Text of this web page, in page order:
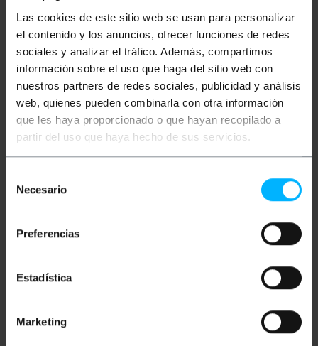
Las cookies de este sitio web se usan para personalizar
el contenido y los anuncios, ofrecer funciones de redes
sociales y analizar el tráfico. Además, compartimos
información sobre el uso que haga del sitio web con
nuestros partners de redes sociales, publicidad y análisis
web, quienes pueden combinarla con otra información
que les haya proporcionado o que hayan recopilado a
partir del uso que haya hecho de sus servicios.
Necesario
Preferencias
Estadística
Marketing
Estructura completa y con las guías rack 10"
frontales, ajustables en profundidad para
adaptarse a cualquier necesidad.
Distancia entre el bastidor frontal y el fondo
del armario de 230 mm.
Paneles laterales con sistema de quita y pon
sin tornillería, para un cómodo acceso lateral
al cableado y a los accesorios alojados.
Opcionalmente se puede instalar cerradura en
los paneles laterales, para evitar accesos
Fabricados en acero SPCC pintado de color
estándares ANSI/ EIARS-310- D, IEC297-2,
DIN41491 (part 1, Part 7) y DIN41494.
Peso bruto: 8.1 kg